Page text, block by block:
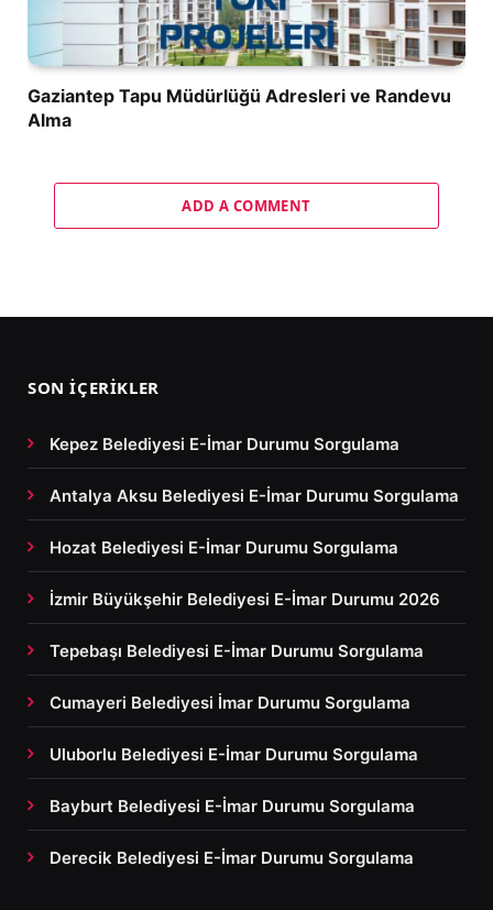
Gaziantep Tapu Müdürlüğü Adresleri ve Randevu
Alma
ADD A COMMENT
SON İÇERIKLER
Kepez Belediyesi E-İmar Durumu Sorgulama
Antalya Aksu Belediyesi E-İmar Durumu Sorgulama
Hozat Belediyesi E-İmar Durumu Sorgulama
İzmir Büyükşehir Belediyesi E-İmar Durumu 2026
Tepebaşı Belediyesi E-İmar Durumu Sorgulama
Cumayeri Belediyesi İmar Durumu Sorgulama
Uluborlu Belediyesi E-İmar Durumu Sorgulama
Bayburt Belediyesi E-İmar Durumu Sorgulama
Derecik Belediyesi E-İmar Durumu Sorgulama